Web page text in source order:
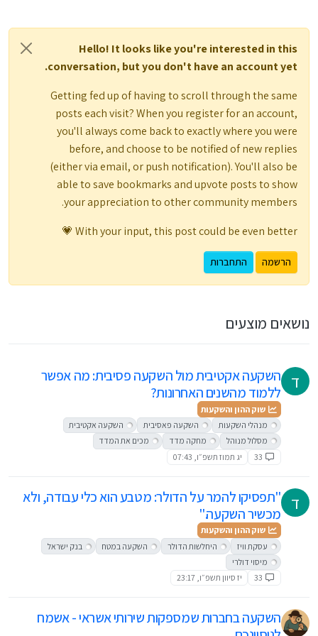
Hello! It looks like you're interested in this
conversation, but you don't have an account yet.
Getting fed up of having to scroll through the same
posts each visit? When you register for an account,
you'll always come back to exactly where you were
before, and choose to be notified of new replies
(either via email, or push notification). You'll also be
able to save bookmarks and upvote posts to show
your appreciation to other community members.
With your input, this post could be even better 💗
הרשמה התחברות
נושאים מוצעים
ד
השקעה אקטיבית מול השקעה פסיבית: מה אפשר
ללמוד מהשנים האחרונות?
שוק ההון והשקעות
מנהלי השקעות
השקעה פאסיבית
השקעה אקטיבית
מסלול מנוהל
מחקה מדד
מכים את המדד
33
יג תמוז תשפ״ו, 07:43
ד
"תפסיקו להמר על הדולר: מטבע הוא כלי עבודה, ולא
מכשיר השקעה."
שוק ההון והשקעות
עסקת וויז
היחלשות הדולר השקעה במטח
בנק ישראל
מיסוי דולרי
33
יז סיוון תשפ״ו, 23:17
השקעה בחברות שמספקות שירותי אשראי - אשמח